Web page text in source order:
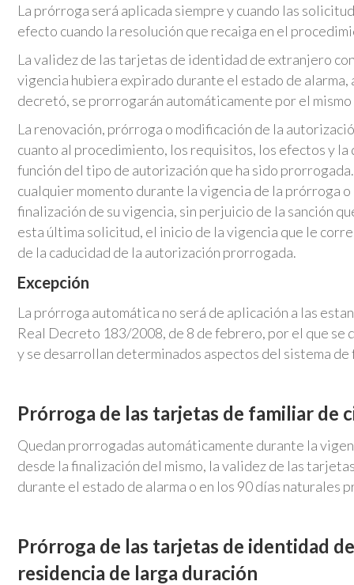
La prórroga será aplicada siempre y cuando las
efecto cuando la resolución que recaiga en el
La validez de las tarjetas de identidad de extranjero
vigencia hubiera expirado durante el estado de alarma,
decretó, se prorrogarán automáticamente por el
La renovación, prórroga o modificación de la
cuanto al procedimiento, los requisitos, los efectos y
función del tipo de autorización que ha sido
cualquier momento durante la vigencia de la prórroga
finalización de su vigencia, sin perjuicio de la sanción
esta última solicitud, el inicio de la vigencia que le
de la caducidad de la autorización prorrogada.
Excepción
La prórroga automática no será de aplicación a las
Real Decreto 183/2008, de 8 de febrero, por el que se
y se desarrollan determinados aspectos del sistema
Prórroga de las tarjetas de familiar de
Quedan prorrogadas automáticamente durante la
desde la finalización del mismo, la validez de las
durante el estado de alarma o en los 90 días naturales
Prórroga de las tarjetas de identidad
residencia de larga duración